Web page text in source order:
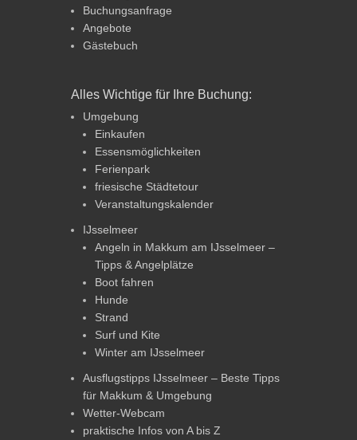
Buchungsanfrage
Angebote
Gästebuch
Alles Wichtige für Ihre Buchung:
Umgebung
Einkaufen
Essensmöglichkeiten
Ferienpark
friesische Städtetour
Veranstaltungskalender
IJsselmeer
Angeln in Makkum am IJsselmeer –
Tipps & Angelplätze
Boot fahren
Hunde
Strand
Surf und Kite
Winter am IJsselmeer
Ausflugstipps IJsselmeer – Beste Tipps
für Makkum & Umgebung
Wetter-Webcam
praktische Infos von A bis Z